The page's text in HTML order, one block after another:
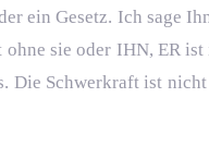
ein Gesetz. Ich sage
sie oder IHN, ER
Die Schwerkraft ist